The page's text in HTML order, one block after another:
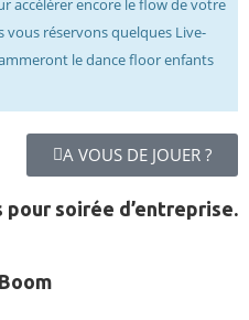
accélérer encore le flow de votre
réservons quelques Live-
le dance floor enfants
A VOUS DE JOUER ?
soirée d’entreprise.